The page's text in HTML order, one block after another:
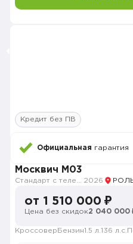
Кредит без ПВ
Официальная гарантия
Москвич M03
2026
от 1 510 000 ₽
Цена без скидок2 040 000
Кроссовер Бензин1.5 л. 136 л.с.